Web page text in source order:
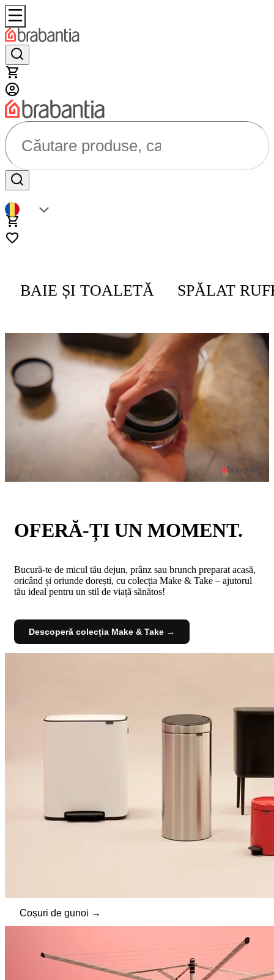
Căutare produse, categorii...
RO
BAIE ȘI TOALETĂ SPĂLAT
OFERĂ-ȚI UN MOMENT.
Bucură-te de micul tău dejun, prânz sau brunch preparat acasă,
oricând și oriunde dorești, cu colecția Make & Take – ajutorul
tău ideal pentru un stil de viață sănătos!
Descoperă colecția Make & Take →
Coșuri de gunoi →